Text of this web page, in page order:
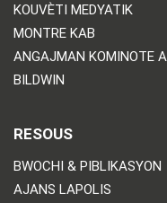
KOUVÈTI MEDYATIK
MONTRE KAB
ANGAJMAN KOMINOTE A
BILDWIN
RESOUS
BWOCHI & PIBLIKASYON
AJANS LAPOLIS